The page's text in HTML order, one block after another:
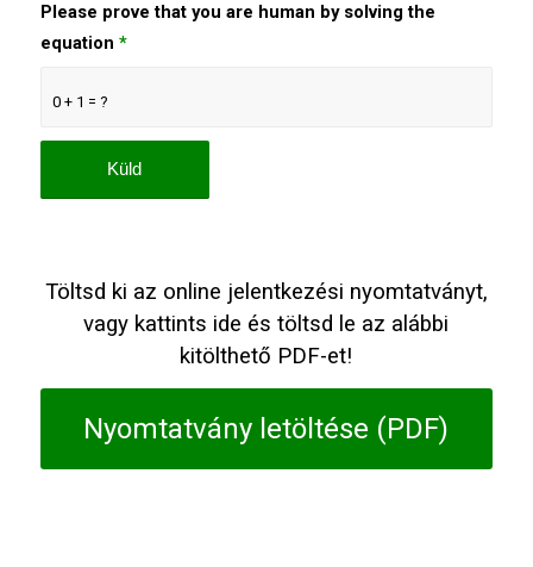
0 + 1 = ?
Please prove that you are human by solving the
equation *
Töltsd ki az online jelentkezési nyomtatványt,
vagy kattints ide és töltsd le az alábbi
kitölthető PDF-et!
Nyomtatvány letöltése (PDF)